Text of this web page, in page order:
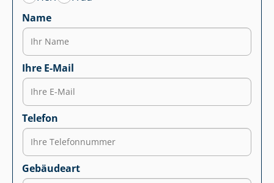
Name
Ihre E-Mail
Telefon
Gebäudeart